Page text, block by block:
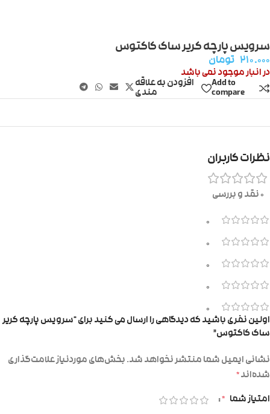
سرویس پارچه کریر ساک کاکتوس
۲۱۰.۰۰۰ تومان
در انبار موجود نمی باشد
Add to
compare
افزودن به علاقه
مندی
نظرات کاربران
0 نقد و بررسی
0
0
0
0
0
اولین نفری باشید که دیدگاهی را ارسال می کنید برای “سرویس پارچه کریر
ساک کاکتوس”
نشانی ایمیل شما منتشر نخواهد شد.بخش‌های موردنیاز علامت‌گذاری
شده‌اند*
امتیاز شما *